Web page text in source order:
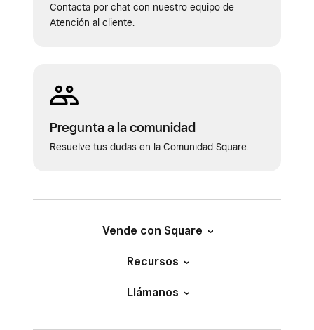
Contacta por chat con nuestro equipo de
Atención al cliente.
Pregunta a la comunidad
Resuelve tus dudas en la Comunidad Square.
Vende con Square
Recursos
Llámanos